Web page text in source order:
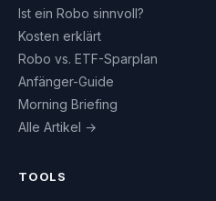
Ist ein Robo sinnvoll?
Kosten erklärt
Robo vs. ETF-Sparplan
Anfänger-Guide
Morning Briefing
Alle Artikel →
TOOLS